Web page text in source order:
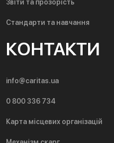
Звіти та прозорість
Стандарти та навчання
КОНТАКТИ
info@caritas.ua
0 800 336 734
Карта місцевих організацій